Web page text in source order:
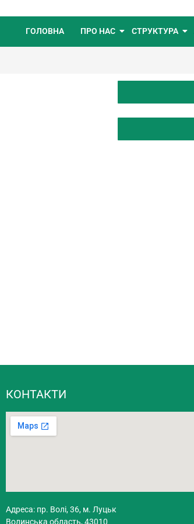
ГОЛОВНА ПРО НАС СТРУКТУРА
КОНТАКТИ
Адреса: пр. Волі, 36, м. Луцьк
Волинська область, 43010